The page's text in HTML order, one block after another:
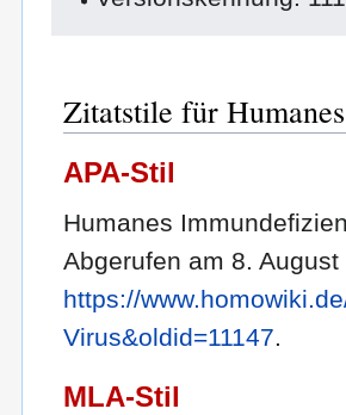
Zitatstile für
APA-Stil
Humanes
Abgerufen am 8.
https://
Virus&oldid=11147.
MLA-Stil